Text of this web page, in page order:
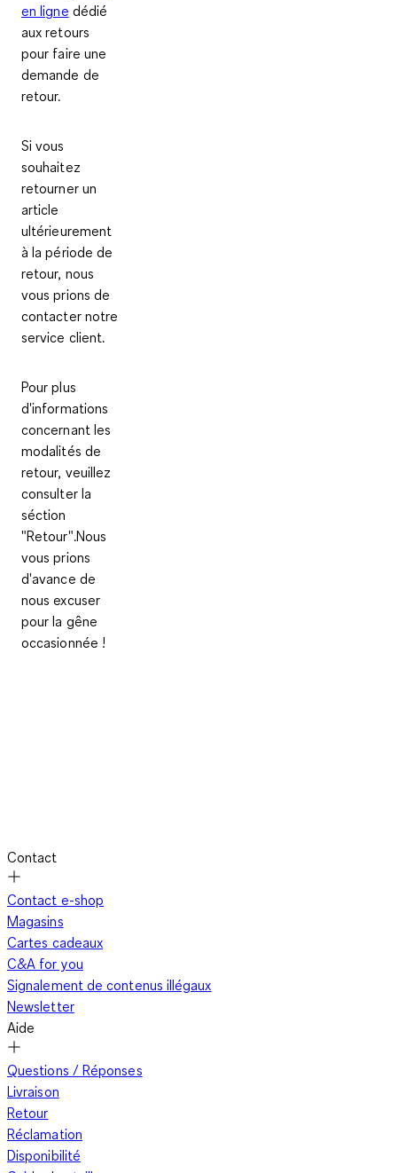
en ligne dédié
aux retours
pour faire une
demande de
retour.
Si vous
souhaitez
retourner un
article
ultérieurement
à la période de
retour, nous
vous prions de
contacter notre
service client.
Pour plus
d'informations
concernant les
modalités de
retour, veuillez
consulter la
séction
"Retour".Nous
vous prions
d'avance de
nous excuser
pour la gêne
occasionnée !
Contact
Contact e-shop
Magasins
Cartes cadeaux
C&A for you
Signalement de contenus illégaux
Newsletter
Aide
Questions / Réponses
Livraison
Retour
Réclamation
Disponibilité